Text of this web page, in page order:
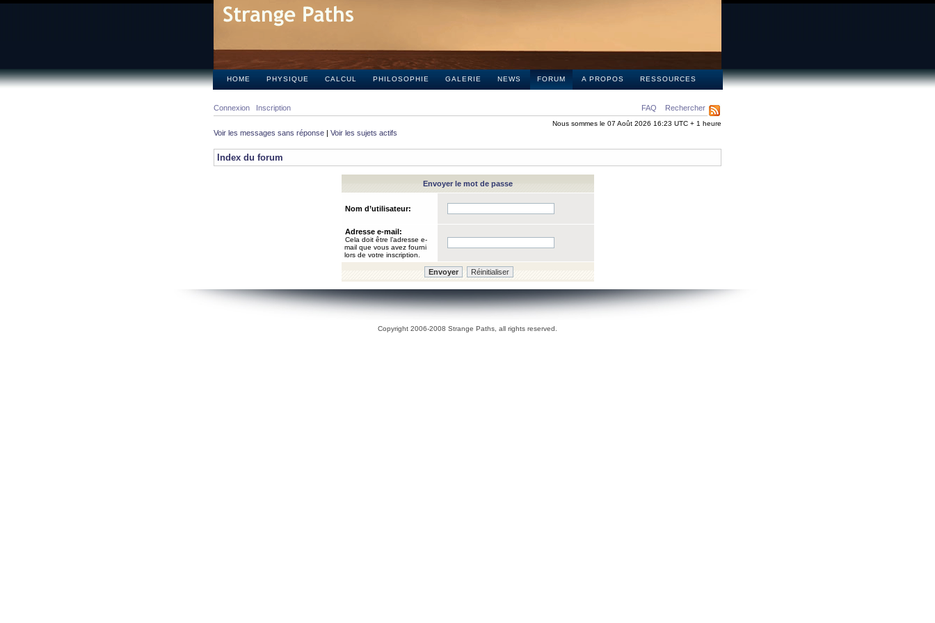
HOME PHYSIQUE CALCUL PHILOSOPHIE GALERIE NEWS FORUM A PROPOS RESSOURCES
FAQ Rechercher
Connexion Inscription
Nous sommes le 07 Août 2026 16:23 UTC + 1 heure
Voir les messages sans réponse | Voir les sujets actifs
Index du forum
Envoyer le mot de passe
Nom d’utilisateur:
Adresse e-mail:
Cela doit être l’adresse e-
mail que vous avez fourni
lors de votre inscription.
Copyright 2006-2008 Strange Paths, all rights reserved.